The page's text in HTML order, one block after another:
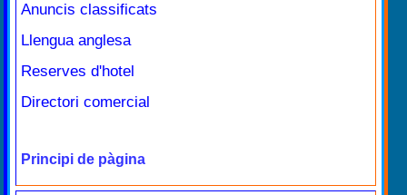
Anuncis classificats
Llengua anglesa
Reserves d'hotel
Directori comercial
Principi de pàgina